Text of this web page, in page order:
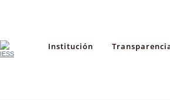
Institución